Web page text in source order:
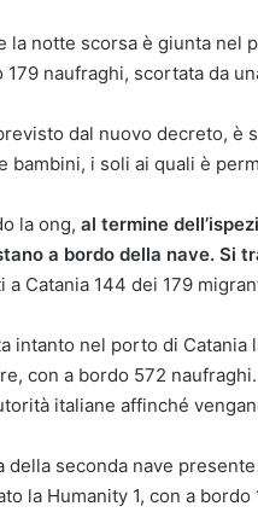
la notte scorsa è giunta nel
179 naufraghi, scortata da
dal nuovo decreto, è
bambini, i soli ai quali è
la ong, al termine
a bordo della nave. Si
a Catania 144 dei 179
intanto nel porto di
con a bordo 572
italiane affinché
della seconda nave
la Humanity 1, con a